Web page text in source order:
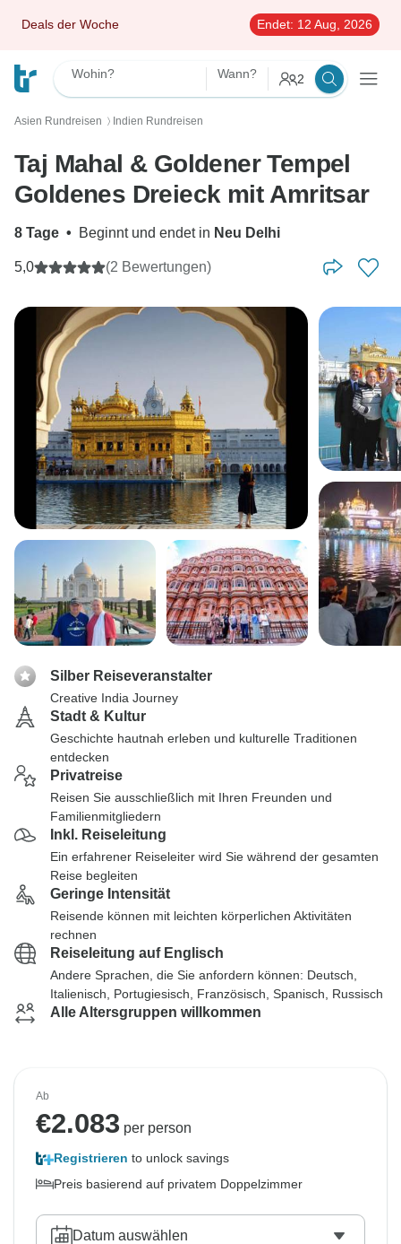
Deals der Woche Endet: 12 Aug, 2026
Wohin? Wann? 2
Asien Rundreisen 〉 Indien Rundreisen
Taj Mahal & Goldener Tempel
Goldenes Dreieck mit Amritsar
8 Tage • Beginnt und endet in Neu Delhi
5,0 (2 Bewertungen)
Silber Reiseveranstalter
Creative India Journey
Stadt & Kultur
Geschichte hautnah erleben und kulturelle Traditionen
entdecken
Privatreise
Reisen Sie ausschließlich mit Ihren Freunden und
Familienmitgliedern
Inkl. Reiseleitung
Ein erfahrener Reiseleiter wird Sie während der gesamten
Reise begleiten
Geringe Intensität
Reisende können mit leichten körperlichen Aktivitäten
rechnen
Reiseleitung auf Englisch
Andere Sprachen, die Sie anfordern können: Deutsch,
Italienisch, Portugiesisch, Französisch, Spanisch, Russisch
Alle Altersgruppen willkommen
Ab
€2.083 per person
Registrieren to unlock savings
Preis basierend auf privatem Doppelzimmer
Datum auswählen